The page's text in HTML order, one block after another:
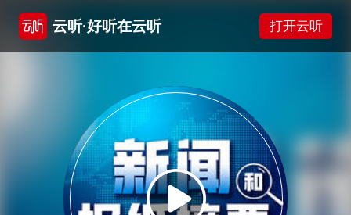
云听·好听在云听 打开云听